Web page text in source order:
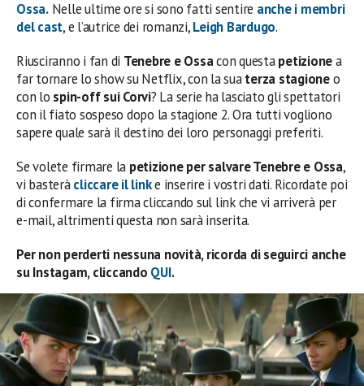
Ossa.Nelle ultime ore si sono fatti sentire anche i membri
del cast, e l’autrice dei romanzi,Leigh Bardugo.
Riusciranno i fan di Tenebre e Ossacon questapetizionea
far tornare lo show su Netflix, con la suaterza stagioneo
con lo spin-off sui Corvi? La serie ha lasciato gli spettatori
con il fiato sospeso dopo la stagione 2. Ora tutti vogliono
sapere quale sarà il destino dei loro personaggi preferiti.
Se volete firmare la petizione per salvare Tenebre e Ossa,
vi basteràcliccare il linke inserire i vostri dati. Ricordate poi
di confermare la firma cliccando sul link che vi arriverà per
e-mail, altrimenti questa non sarà inserita.
Per non perderti nessuna novità, ricorda di seguirci anche
su Instagam, cliccando QUI.